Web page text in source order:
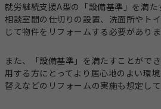
就労継続支援A型の「設備基準」を満
相談室間の仕切りの設置、洗面所やト
じて物件をリフォームする必要がありま
また、「設備基準」を満たすことがで
用する方にとってより居心地のよい環
替えなどのリフォームの実施も想定し